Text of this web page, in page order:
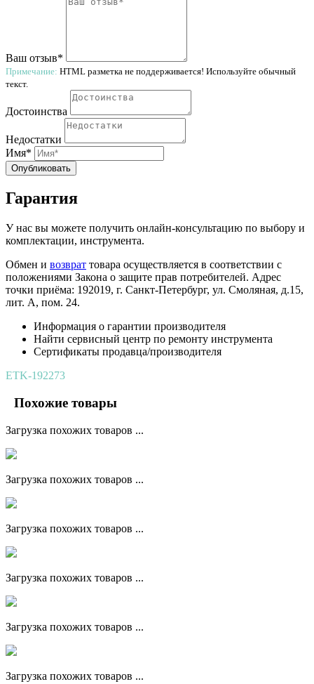
Ваш отзыв*
Примечание: HTML разметка не поддерживается! Используйте обычный
текст.
Достоинства
Недостатки
Имя*
Опубликовать
Гарантия
У нас вы можете получить онлайн-консультацию по выбору и
комплектации, инструмента.
Обмен и возврат товара осуществляется в соответствии с
положениями Закона о защите прав потребителей. Адрес
точки приёма: 192019, г. Санкт-Петербург, ул. Смоляная, д.15,
лит. А, пом. 24.
Информация о гарантии производителя
Найти сервисный центр по ремонту инструмента
Сертификаты продавца/производителя
ETK-192273
Похожие товары
Загрузка похожих товаров ...
Загрузка похожих товаров ...
Загрузка похожих товаров ...
Загрузка похожих товаров ...
Загрузка похожих товаров ...
Загрузка похожих товаров ...